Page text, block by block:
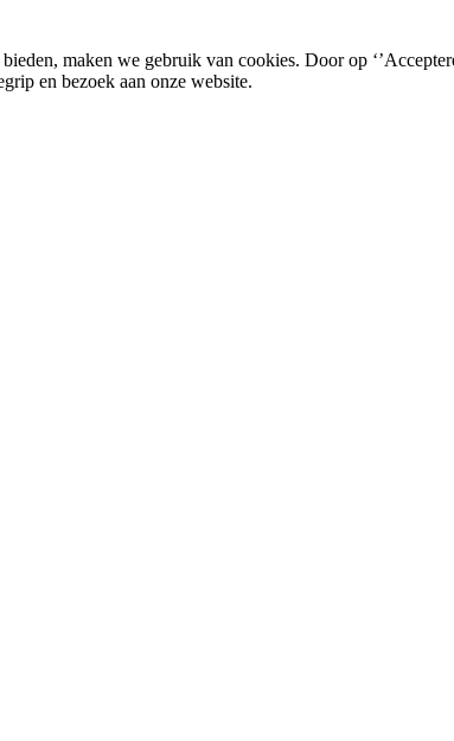
maken we gebruik van cookies. Door op
en bezoek aan onze website.